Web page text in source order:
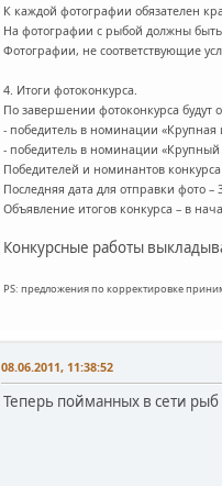
К каждой фотографии обязателен
На фотографии с рыбой должны
Фотографии, не соответствующие
4. Итоги фотоконкурса.
По завершении фотоконкурса будут
- победитель в номинации «Крупная
- победитель в номинации «Крупный
Победителей и номинантов
Последняя дата для отправки фото –
Объявление итогов конкурса – в
Конкурсные работы
PS: предложения по корректировке
08.06.2011, 11:38:52
Теперь пойманных в сети рыб